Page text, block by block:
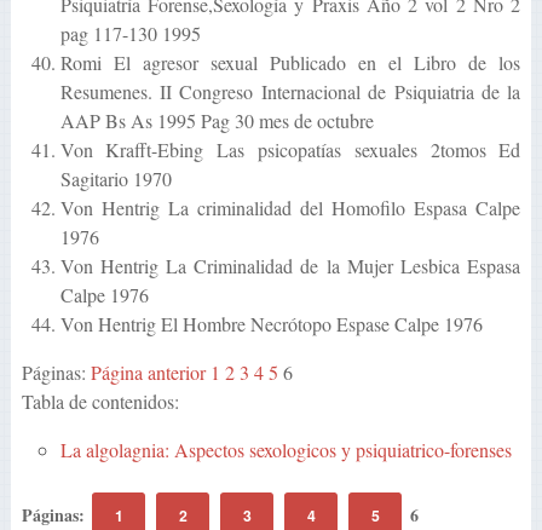
pag 117-130 1995
Romi El agresor sexual Publicado en el Libro de los
Resumenes. II Congreso Internacional de Psiquiatria de la
AAP Bs As 1995 Pag 30 mes de octubre
Von Krafft-Ebing Las psicopatías sexuales 2tomos Ed
Sagitario 1970
Von Hentrig La criminalidad del Homofilo Espasa Calpe
1976
Von Hentrig La Criminalidad de la Mujer Lesbica Espasa
Calpe 1976
Von Hentrig El Hombre Necrótopo Espase Calpe 1976
Páginas: Página anterior 1 2 3 4 5 6
Tabla de contenidos:
La algolagnia: Aspectos sexologicos y psiquiatrico-forenses
Páginas: 1 2 3 4 5 6